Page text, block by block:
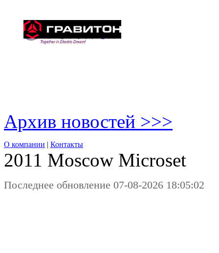
Архив новостей >>>
О компании | Контакты
2011 Moscow Microset
Последнее обновление 07-08-2026 18:05:02